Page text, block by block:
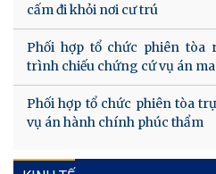
cấm đi khỏi nơi cư trú
Phối hợp tổ chức phiên tòa
trình chiếu chứng cứ vụ án
Phối hợp tổ chức phiên tòa
vụ án hành chính phúc thẩm